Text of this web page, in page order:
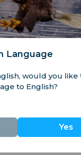
，它們是最大的猛禽
相當。
在高空翱翔，尋找
Language
would you like
to English?
Yes